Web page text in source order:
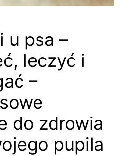
u psa –
leczyć i
–
do zdrowia
pupila